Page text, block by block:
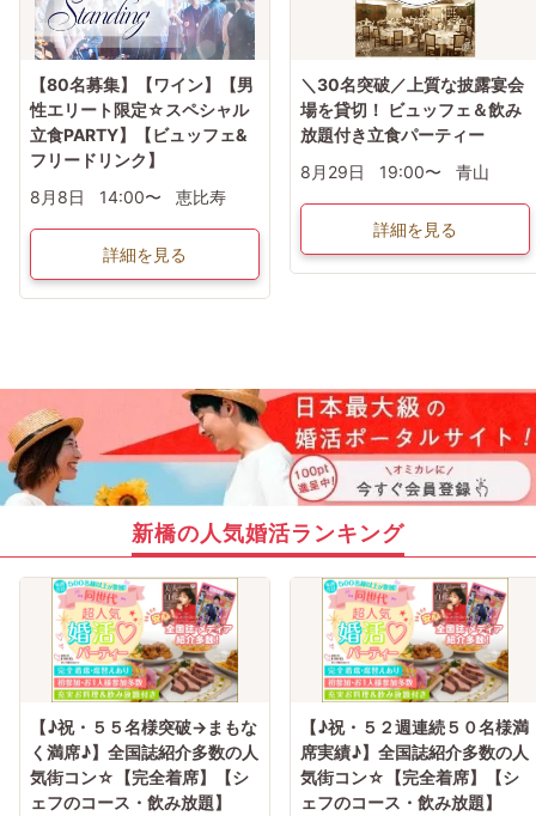
【80名募集】【ワイン】【男
性エリート限定☆スペシャル
立食PARTY】【ビュッフェ&
フリードリンク】
8月8日
14:00〜 恵比寿
詳細を見る
＼30名突破／上質な披露宴会
場を貸切！ ビュッフェ＆飲み
放題付き立食パーティー
8月29日
19:00〜 青山
詳細を見る
新橋の人気婚活ランキング
【♪祝・５５名様突破→まもな
く満席♪】全国誌紹介多数の人
気街コン☆【完全着席】【シ
ェフのコース・飲み放題】
【♪祝・５２週連続５０名様満
席実績♪】全国誌紹介多数の人
気街コン☆【完全着席】【シ
ェフのコース・飲み放題】